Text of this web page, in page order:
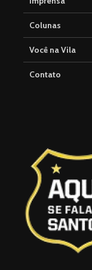
Colunas
Você na Vila
Contato